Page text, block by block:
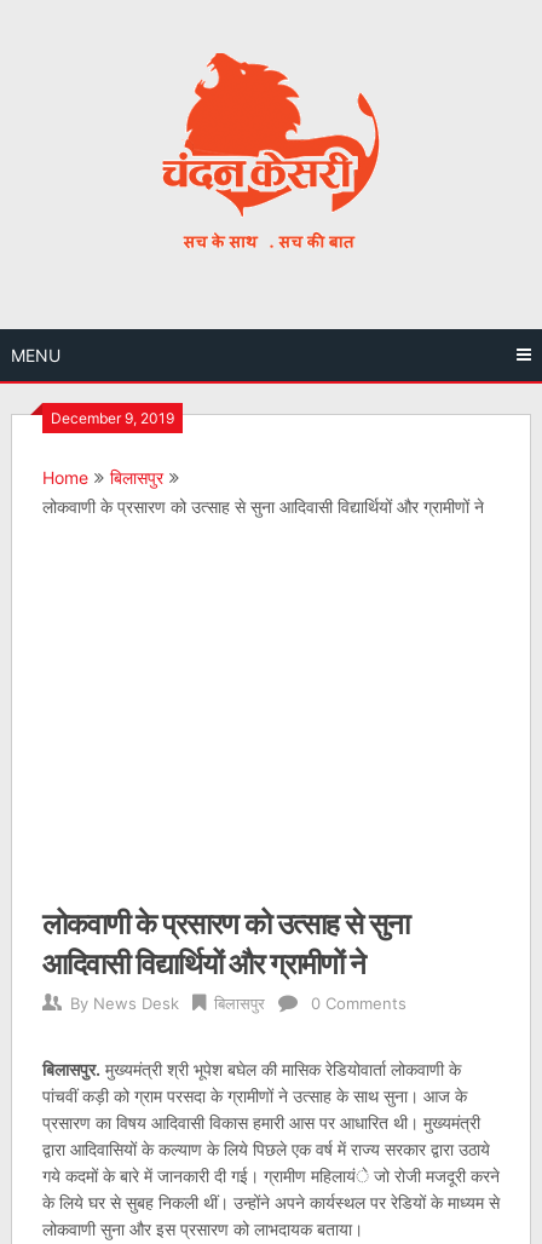
MENU
December 9, 2019
Home
बिलासपुर
लोकवाणी के प्रसारण को उत्साह से सुना आदिवासी विद्यार्थियों और ग्रामीणों ने
लोकवाणी के प्रसारण को उत्साह से सुना
आदिवासी विद्यार्थियों और ग्रामीणों ने
By News Desk बिलासपुर 0 Comments
बिलासपुर. मुख्यमंत्री श्री भूपेश बघेल की मासिक रेडियोवार्ता लोकवाणी के
पांचवीं कड़ी को ग्राम परसदा के ग्रामीणों ने उत्साह के साथ सुना। आज के
प्रसारण का विषय आदिवासी विकास हमारी आस पर आधारित थी। मुख्यमंत्री
द्वारा आदिवासियों के कल्याण के लिये पिछले एक वर्ष में राज्य सरकार द्वारा उठाये
गये कदमों के बारे में जानकारी दी गई। ग्रामीण महिलायंे जो रोजी मजदूरी करने
के लिये घर से सुबह निकली थीं। उन्होंने अपने कार्यस्थल पर रेडियों के माध्यम से
लोकवाणी सुना और इस प्रसारण को लाभदायक बताया।